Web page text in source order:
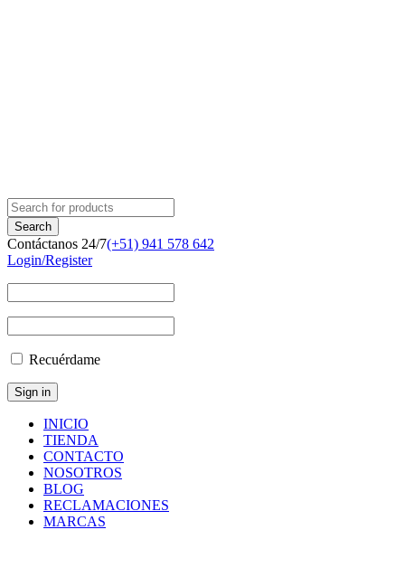
Contáctanos 24/7(+51) 941 578 642
Login/Register
Recuérdame
INICIO
TIENDA
CONTACTO
NOSOTROS
BLOG
RECLAMACIONES
MARCAS